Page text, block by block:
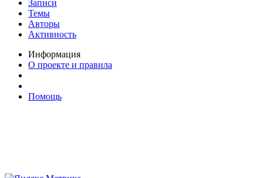
Записи
Темы
Авторы
Активность
Информация
О проекте и правила
Помощь